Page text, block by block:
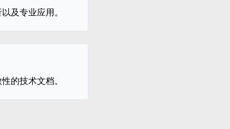
及专业应用。
的技术文档。